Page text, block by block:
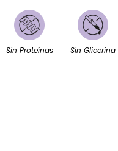
Sin Proteínas Sin Glicerina